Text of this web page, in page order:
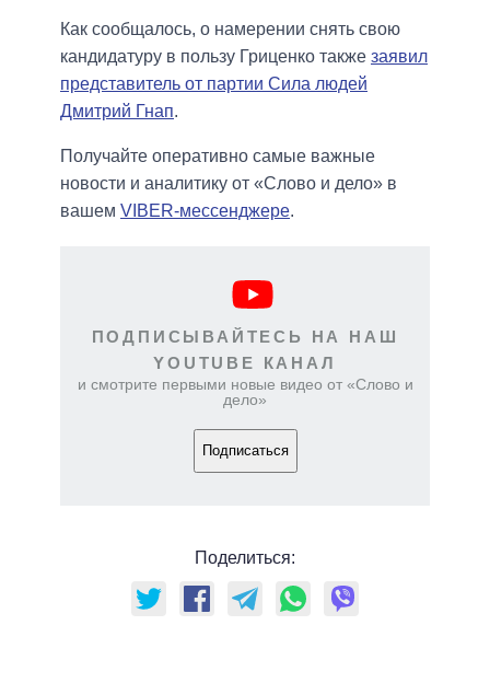
Как сообщалось, о намерении снять свою
кандидатуру в пользу Гриценко также заявил
представитель от партии Сила людей
Дмитрий Гнап.
Получайте оперативно самые важные
новости и аналитику от «Слово и дело» в
вашем VIBER-мессенджере.
ПОДПИСЫВАЙТЕСЬ НА НАШ
YOUTUBE КАНАЛ
и смотрите первыми новые видео от «Слово и
дело»
Подписаться
Поделиться: